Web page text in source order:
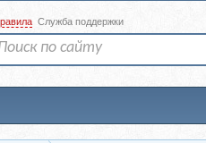
Служба поддержки